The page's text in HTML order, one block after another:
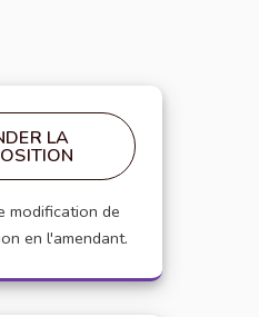
LA
modification de
en l'amendant.